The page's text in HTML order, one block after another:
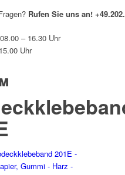
Rufen Sie uns an!
– 16.30 Uhr
Uhr